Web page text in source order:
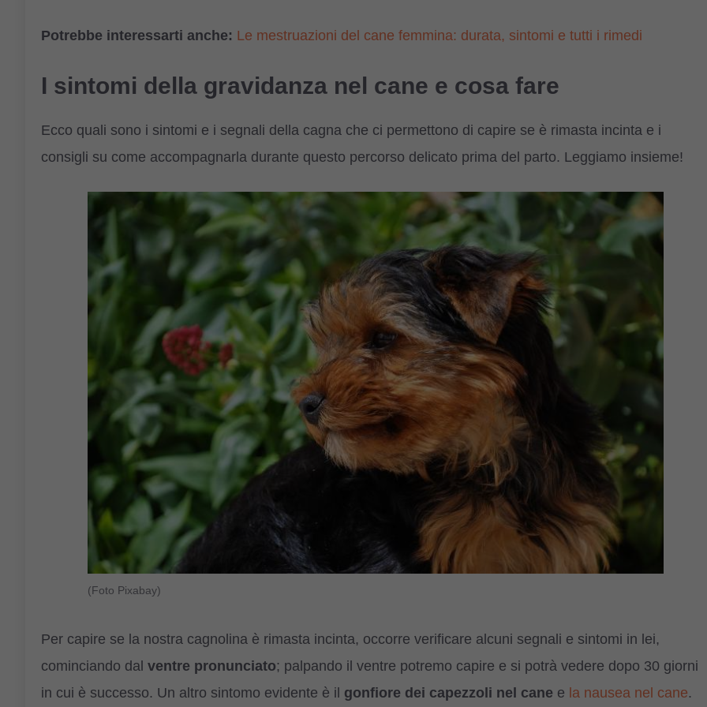
Potrebbe interessarti anche: Le mestruazioni del cane femmina: durata, sintomi e tutti i rimedi
I sintomi della gravidanza nel cane e cosa fare
Ecco quali sono i sintomi e i segnali della cagna che ci permettono di capire se è rimasta incinta e i
consigli su come accompagnarla durante questo percorso delicato prima del parto. Leggiamo insieme!
(Foto Pixabay)
Per capire se la nostra cagnolina è rimasta incinta, occorre verificare alcuni segnali e sintomi in lei,
cominciando dal ventre pronunciato; palpando il ventre potremo capire e si potrà vedere dopo 30 giorni
in cui è successo. Un altro sintomo evidente è il gonfiore dei capezzoli nel cane e la nausea nel cane.